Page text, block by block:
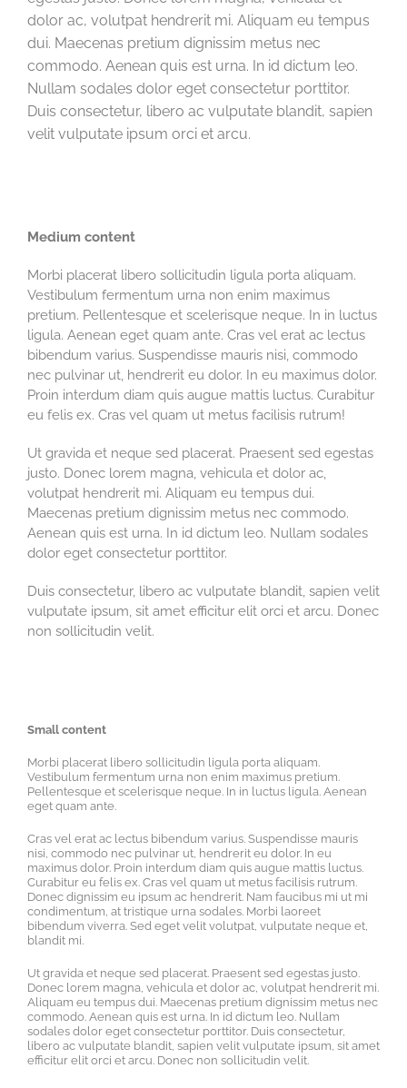
dolor ac, volutpat hendrerit mi. Aliquam eu tempus
dui. Maecenas pretium dignissim metus nec
commodo. Aenean quis est urna. In id dictum leo.
Nullam sodales dolor eget consectetur porttitor.
Duis consectetur, libero ac vulputate blandit, sapien
velit vulputate ipsum orci et arcu.
Medium content
Morbi placerat libero sollicitudin ligula porta aliquam.
Vestibulum fermentum urna non enim maximus
pretium. Pellentesque et scelerisque neque. In in luctus
ligula. Aenean eget quam ante. Cras vel erat ac lectus
bibendum varius. Suspendisse mauris nisi, commodo
nec pulvinar ut, hendrerit eu dolor. In eu maximus dolor.
Proin interdum diam quis augue mattis luctus. Curabitur
eu felis ex. Cras vel quam ut metus facilisis rutrum!
Ut gravida et neque sed placerat. Praesent sed egestas
justo. Donec lorem magna, vehicula et dolor ac,
volutpat hendrerit mi. Aliquam eu tempus dui.
Maecenas pretium dignissim metus nec commodo.
Aenean quis est urna. In id dictum leo. Nullam sodales
dolor eget consectetur porttitor.
Duis consectetur, libero ac vulputate blandit, sapien velit
vulputate ipsum, sit amet efficitur elit orci et arcu. Donec
non sollicitudin velit.
Small content
Morbi placerat libero sollicitudin ligula porta aliquam.
Vestibulum fermentum urna non enim maximus pretium.
Pellentesque et scelerisque neque. In in luctus ligula. Aenean
eget quam ante.
Cras vel erat ac lectus bibendum varius. Suspendisse mauris
nisi, commodo nec pulvinar ut, hendrerit eu dolor. In eu
maximus dolor. Proin interdum diam quis augue mattis luctus.
Curabitur eu felis ex. Cras vel quam ut metus facilisis rutrum.
Donec dignissim eu ipsum ac hendrerit. Nam faucibus mi ut mi
condimentum, at tristique urna sodales. Morbi laoreet
bibendum viverra. Sed eget velit volutpat, vulputate neque et,
blandit mi.
Ut gravida et neque sed placerat. Praesent sed egestas justo.
Donec lorem magna, vehicula et dolor ac, volutpat hendrerit mi.
Aliquam eu tempus dui. Maecenas pretium dignissim metus nec
commodo. Aenean quis est urna. In id dictum leo. Nullam
sodales dolor eget consectetur porttitor. Duis consectetur,
libero ac vulputate blandit, sapien velit vulputate ipsum, sit amet
efficitur elit orci et arcu. Donec non sollicitudin velit.